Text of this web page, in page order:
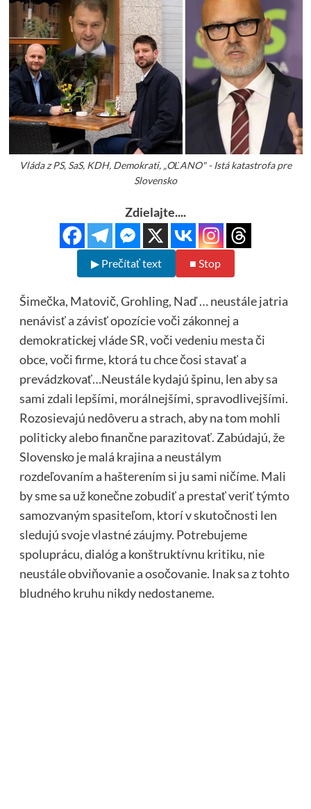
Vláda z PS, SaS, KDH, Demokrati, „OĽANO" - Istá katastrofa pre
Slovensko
Zdielajte....
▶ Prečítať text ■ Stop
Šimečka, Matovič, Grohling, Naď … neustále jatria
nenávisť a závisť opozície voči zákonnej a
demokratickej vláde SR, voči vedeniu mesta či
obce, voči firme, ktorá tu chce čosi stavať a
prevádzkovať…Neustále kydajú špinu, len aby sa
sami zdali lepšími, morálnejšími, spravodlivejšími.
Rozosievajú nedôveru a strach, aby na tom mohli
politicky alebo finančne parazitovať. Zabúdajú, že
Slovensko je malá krajina a neustálym
rozdeľovaním a hašterením si ju sami ničíme. Mali
by sme sa už konečne zobudiť a prestať veriť týmto
samozvaným spasiteľom, ktorí v skutočnosti len
sledujú svoje vlastné záujmy. Potrebujeme
spoluprácu, dialóg a konštruktívnu kritiku, nie
neustále obviňovanie a osočovanie. Inak sa z tohto
bludného kruhu nikdy nedostaneme.